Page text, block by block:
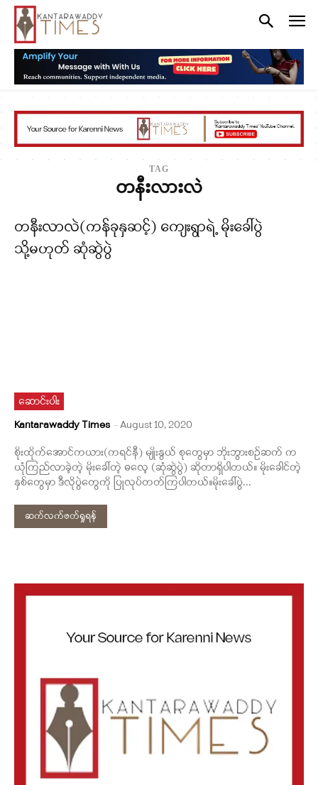
TAG
တနီးလားလဲ
တနီးလာလဲ(ကန်ခုနှဆင့်) ကျေးရွာရဲ့ မိုးခေါ်ပွဲ
သို့မဟုတ် ဆုံဆွဲပွဲ
ဆောင်းပါး
Kantarawaddy Times -August 10, 2020
စိုးထိုက်အောင်ကယား(ကရင်နီ) မျိုးနွယ် စုတွေမှာ ဘိုးဘွားစဉ်ဆက် က
ယုံကြည်လာခဲ့တဲ့ မိုးခေါ်တဲ့ ဓလေ့ (ဆုံဆွဲပွဲ) ဆိုတာရှိပါတယ်။ မိုးခေါင်တဲ့
နှစ်တွေမှာ ဒီလိုပွဲတွေကို ပြုလုပ်တတ်ကြပါတယ်။မိုးခေါ်ပွဲ...
ဆက်လက်ဖတ်ရှုရန်